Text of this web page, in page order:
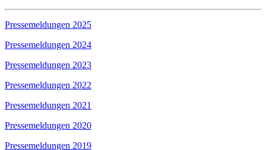
Pressemeldungen 2025
Pressemeldungen 2024
Pressemeldungen 2023
Pressemeldungen 2022
Pressemeldungen 2021
Pressemeldungen 2020
Pressemeldungen 2019